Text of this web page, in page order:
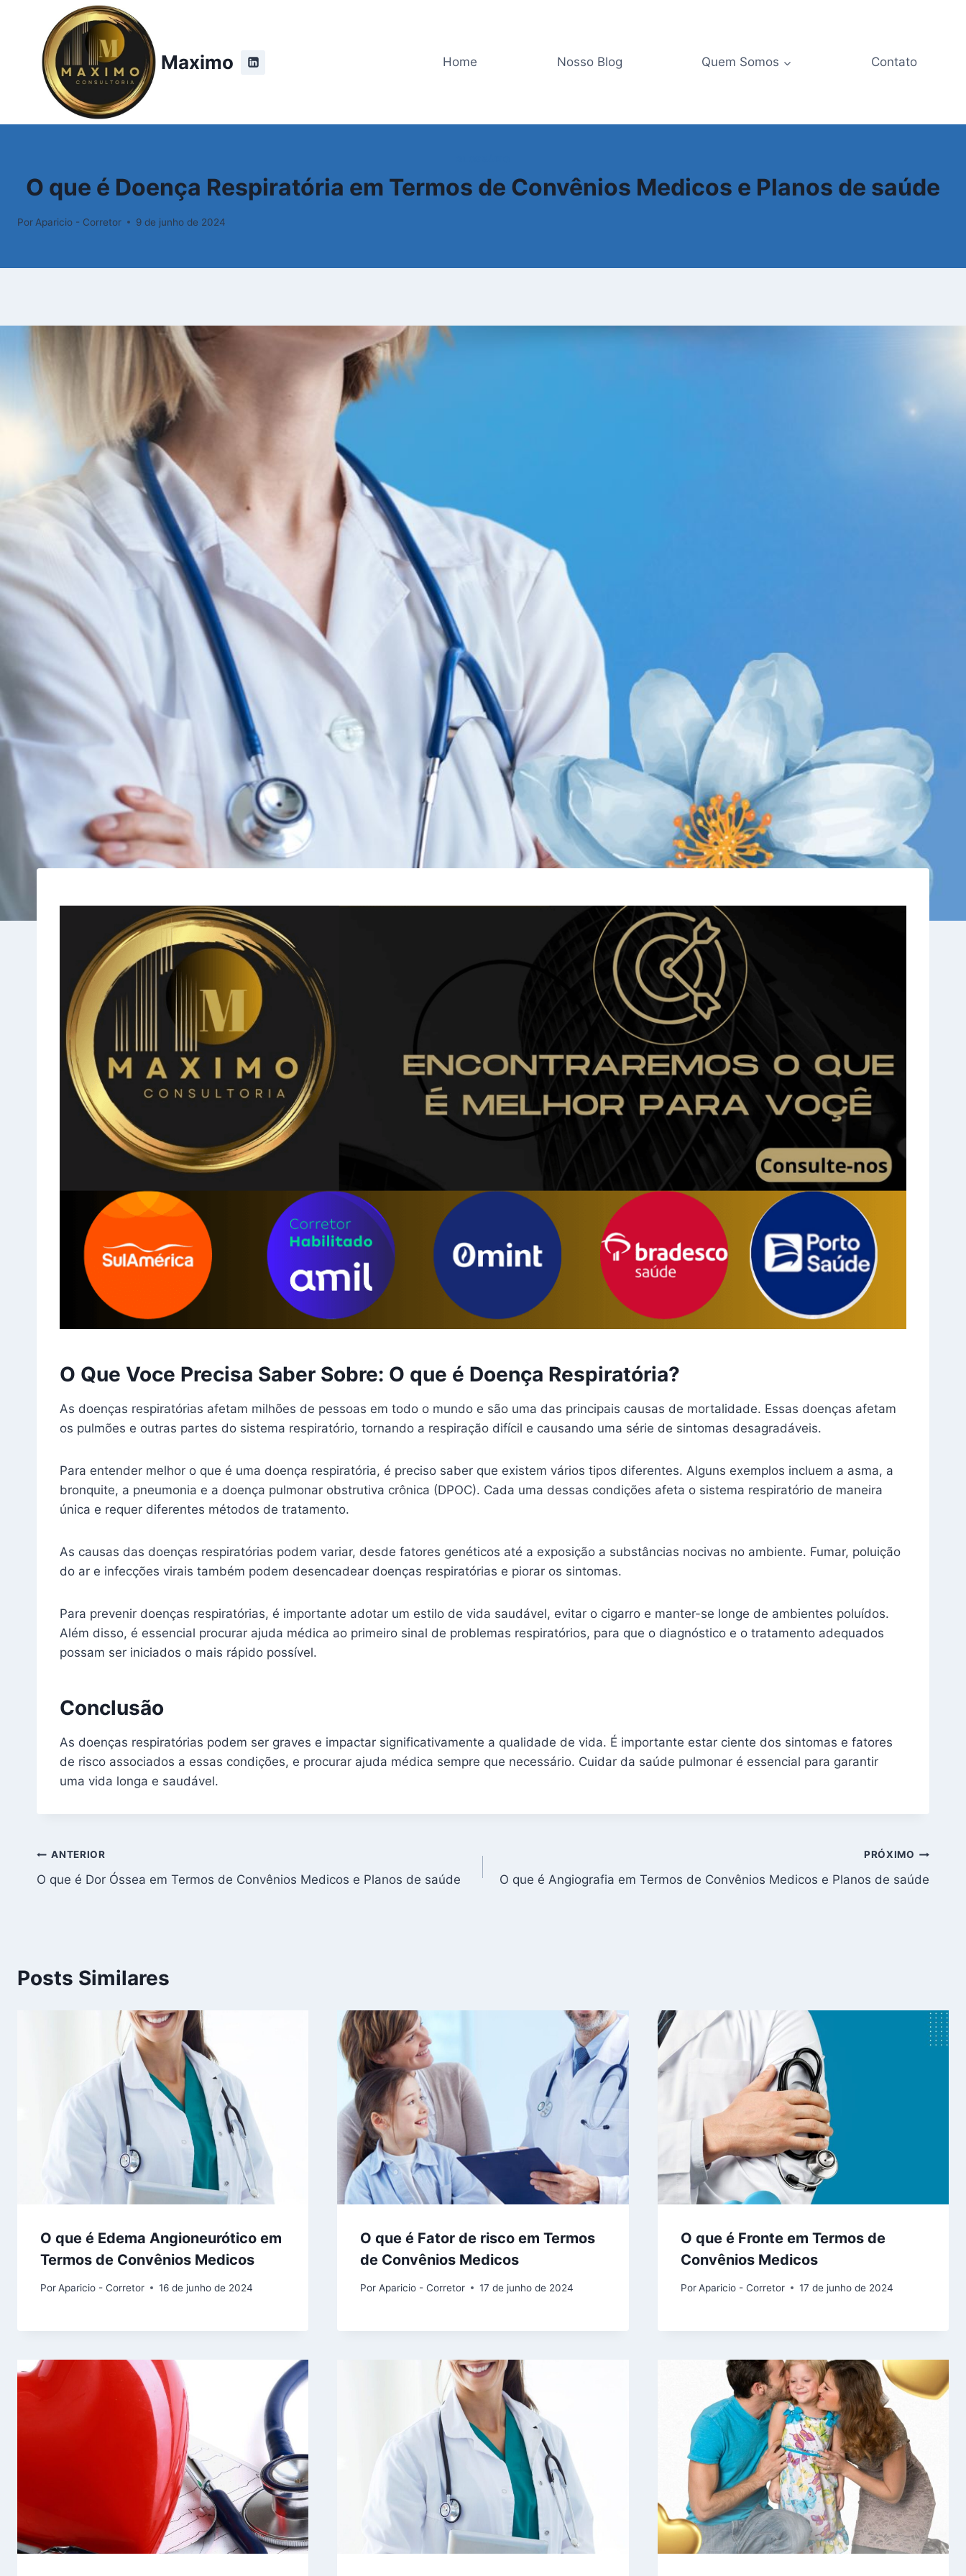
Conteúdo
Maximo Home Nosso Blog Quem Somos Contato
O que é Doença Respiratória em Termos de Convênios Medicos e Planos de saúde
Por Aparicio - Corretor 9 de junho de 2024
O Que Voce Precisa Saber Sobre: O que é Doença Respiratória?
As doenças respiratórias afetam milhões de pessoas em todo o mundo e são uma das principais causas de mortalidade. Essas doenças afetam
os pulmões e outras partes do sistema respiratório, tornando a respiração difícil e causando uma série de sintomas desagradáveis.
Para entender melhor o que é uma doença respiratória, é preciso saber que existem vários tipos diferentes. Alguns exemplos incluem a asma, a
bronquite, a pneumonia e a doença pulmonar obstrutiva crônica (DPOC). Cada uma dessas condições afeta o sistema respiratório de maneira
única e requer diferentes métodos de tratamento.
As causas das doenças respiratórias podem variar, desde fatores genéticos até a exposição a substâncias nocivas no ambiente. Fumar, poluição
do ar e infecções virais também podem desencadear doenças respiratórias e piorar os sintomas.
Para prevenir doenças respiratórias, é importante adotar um estilo de vida saudável, evitar o cigarro e manter-se longe de ambientes poluídos.
Além disso, é essencial procurar ajuda médica ao primeiro sinal de problemas respiratórios, para que o diagnóstico e o tratamento adequados
possam ser iniciados o mais rápido possível.
Conclusão
As doenças respiratórias podem ser graves e impactar significativamente a qualidade de vida. É importante estar ciente dos sintomas e fatores
de risco associados a essas condições, e procurar ajuda médica sempre que necessário. Cuidar da saúde pulmonar é essencial para garantir
uma vida longa e saudável.
Navegação
de
ANTERIOR
O que é Dor Óssea em Termos de Convênios Medicos e Planos de saúde
PRÓXIMO
O que é Angiografia em Termos de Convênios Medicos e Planos de saúde
Posts Similares
O que é Edema Angioneurótico em
Termos de Convênios Medicos
PorAparicio - Corretor 16 de junho de 2024
O que é Fator de risco em Termos
de Convênios Medicos
Por Aparicio - Corretor 17 de junho de 2024
O que é Fronte em Termos de
Convênios Medicos
Por Aparicio - Corretor 17 de junho de 2024